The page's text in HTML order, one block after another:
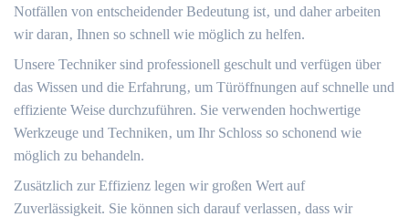
Notfällen von entscheidender Bedeutung ist‚ und daher arbeiten
wir daran‚ Ihnen so schnell wie möglich zu helfen.​
Unsere Techniker sind professionell geschult und verfügen über
das Wissen und die Erfahrung‚ um Türöffnungen auf schnelle und
effiziente Weise durchzuführen.​ Sie verwenden hochwertige
Werkzeuge und Techniken‚ um Ihr Schloss so schonend wie
möglich zu behandeln.​
Zusätzlich zur Effizienz legen wir großen Wert auf
Zuverlässigkeit. Sie können sich darauf verlassen‚ dass wir